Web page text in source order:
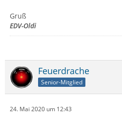
Gruß
EDV-Oldi
Feuerdrache
Senior-Mitglied
24. Mai 2020 um 12:43